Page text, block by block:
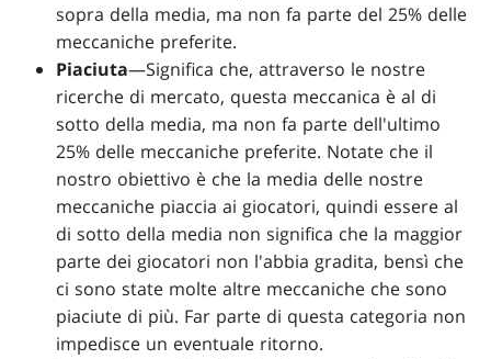
sopra della media, ma non fa parte del 25% delle
meccaniche preferite.
Piaciuta—Significa che, attraverso le nostre
ricerche di mercato, questa meccanica è al di
sotto della media, ma non fa parte dell'ultimo
25% delle meccaniche preferite. Notate che il
nostro obiettivo è che la media delle nostre
meccaniche piaccia ai giocatori, quindi essere al
di sotto della media non significa che la maggior
parte dei giocatori non l'abbia gradita, bensì che
ci sono state molte altre meccaniche che sono
piaciute di più. Far parte di questa categoria non
impedisce un eventuale ritorno.